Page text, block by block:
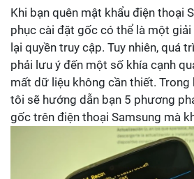
Khi bạn quên mật khẩu điện thoại
phục cài đặt gốc có thể là một giải
lại quyền truy cập. Tuy nhiên, quá
phải lưu ý đến một số khía cạnh
mất dữ liệu không cần thiết. Trong
tôi sẽ hướng dẫn bạn 5 phương
gốc trên điện thoại Samsung mà